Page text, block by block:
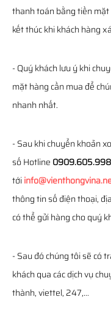
thanh toán bằng tiền mặt
kết thúc khi khách hàng
- Quý khách lưu ý khi
mặt hàng cần mua để
nhanh nhất.
- Sau khi chuyển khoản
số Hotline 0909.605.998
tới
thông tin số điện thoại,
có thể gửi hàng cho quý
- Sau đó chúng tôi sẽ có
khách qua các dịch vụ
thành, viettel, 247,...